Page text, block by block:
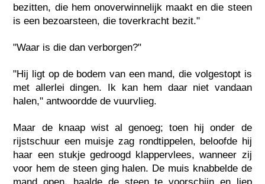
bezitten, die hem onoverwinnelijk maakt en die steen
is een bezoarsteen, die toverkracht bezit."
"Waar is die dan verborgen?"
"Hij ligt op de bodem van een mand, die volgestopt is
met allerlei dingen. Ik kan hem daar niet vandaan
halen," antwoordde de vuurvlieg.
Maar de knaap wist al genoeg; toen hij onder de
rijstschuur een muisje zag rondtippelen, beloofde hij
haar een stukje gedroogd klappervlees, wanneer zij
voor hem de steen ging halen. De muis knabbelde de
mand open, haalde de steen te voorschijn en liep